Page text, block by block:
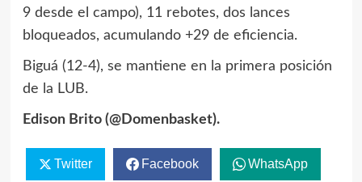
9 desde el campo), 11 rebotes, dos lances
bloqueados, acumulando +29 de eficiencia.
Biguá (12-4), se mantiene en la primera posición
de la LUB.
Edison Brito (@Domenbasket).
Twitter Facebook WhatsApp